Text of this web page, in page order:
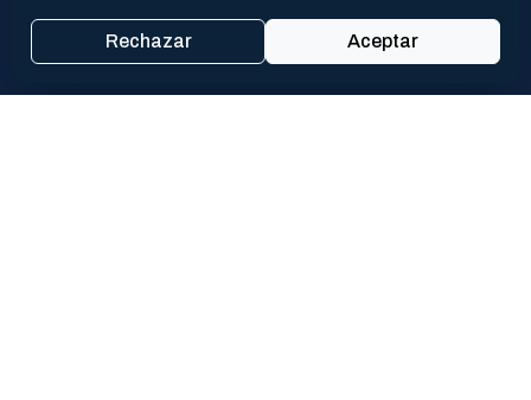
Rechazar Aceptar